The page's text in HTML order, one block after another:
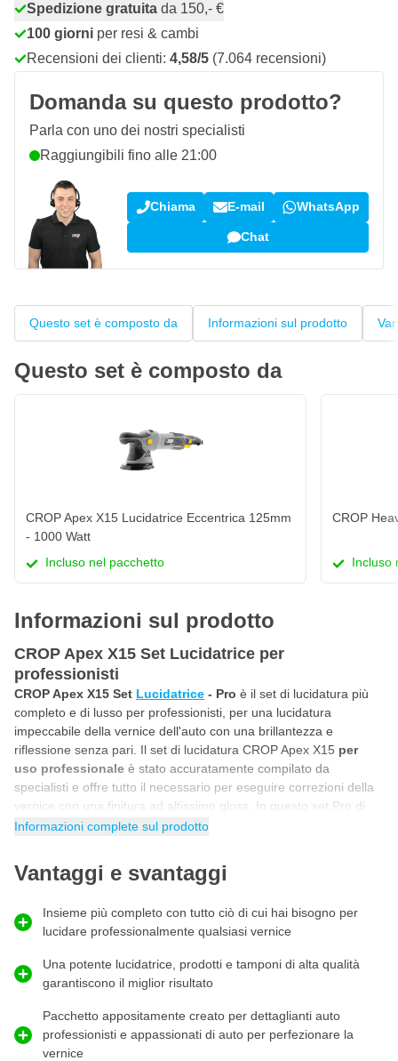
Spedizione gratuita da 150,- €
100 giorni per resi & cambi
Recensioni dei clienti: 4,58/5 (7.064 recensioni)
Domanda su questo prodotto?
Parla con uno dei nostri specialisti
Raggiungibili fino alle 21:00
Chiama E-mail WhatsApp
Chat
Questo set è composto da Informazioni sul prodotto
Questo set è composto da
CROP Apex X15 Lucidatrice Eccentrica 125mm
- 1000 Watt
Incluso nel pacchetto
CROP
Incluso
Informazioni sul prodotto
CROP Apex X15 Set Lucidatrice per
professionisti
CROP Apex X15 Set Lucidatrice - Pro è il set di lucidatura più
completo e di lusso per professionisti, per una lucidatura
impeccabile della vernice dell'auto con una brillantezza e
riflessione senza pari. Il set di lucidatura CROP Apex X15 per
uso professionale è stato accuratamente compilato da
specialisti e offre tutto il necessario per eseguire correzioni della
vernice con una finitura ad altissimo gloss. In questo set Pro di
CROP troverai il lucidatrice professionale Apex X15,
microfibra
, uno Finish Control Spray
tutto è contenuto nella lussuosa borsa per dettagli auto CROP
i tuoi prodotti professionali per ildetailing auto .
lucidatori esperti
Questo kit CROP Apex X15 Pro è il
dettaglianti auto professionisti che perlucidatori auto
espertiche desiderano portare il proprio lavoro a un livello
superiore. Con questo set potrai rimuovere graffi profondi,
Informazioni complete sul prodotto
Vantaggi e svantaggi
Insieme più completo con tutto ciò di cui hai bisogno per
lucidare professionalmente qualsiasi vernice
Una potente lucidatrice, prodotti e tamponi di alta qualità
garantiscono il miglior risultato
Pacchetto appositamente creato per dettaglianti auto
professionisti e appassionati di auto per perfezionare la
vernice